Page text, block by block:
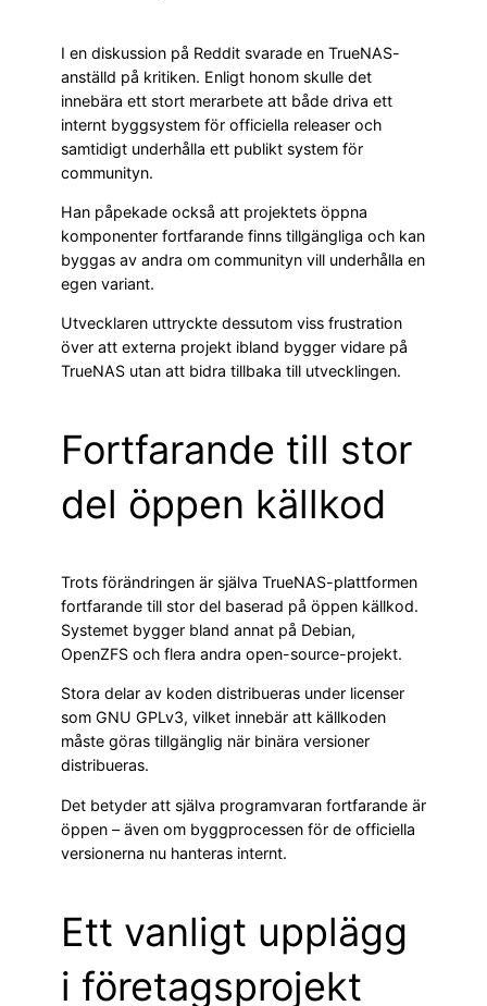
I en diskussion på Reddit svarade en TrueNAS-
anställd på kritiken. Enligt honom skulle det
innebära ett stort merarbete att både driva ett
internt byggsystem för officiella releaser och
samtidigt underhålla ett publikt system för
communityn.
Han påpekade också att projektets öppna
komponenter fortfarande finns tillgängliga och kan
byggas av andra om communityn vill underhålla en
egen variant.
Utvecklaren uttryckte dessutom viss frustration
över att externa projekt ibland bygger vidare på
TrueNAS utan att bidra tillbaka till utvecklingen.
Fortfarande till stor
del öppen källkod
Trots förändringen är själva TrueNAS-plattformen
fortfarande till stor del baserad på öppen källkod.
Systemet bygger bland annat på Debian,
OpenZFS och flera andra open-source-projekt.
Stora delar av koden distribueras under licenser
som GNU GPLv3, vilket innebär att källkoden
måste göras tillgänglig när binära versioner
distribueras.
Det betyder att själva programvaran fortfarande är
öppen – även om byggprocessen för de officiella
versionerna nu hanteras internt.
Ett vanligt upplägg
i företagsprojekt